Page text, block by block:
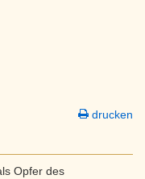
drucken
Opfer des